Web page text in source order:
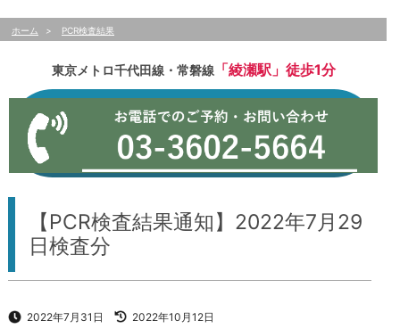
ホーム > PCR検査結果
東京メトロ千代田線・常磐線「綾瀬駅」徒歩1分
【PCR検査結果通知】2022年7月29
日検査分
2022年7月31日 2022年10月12日